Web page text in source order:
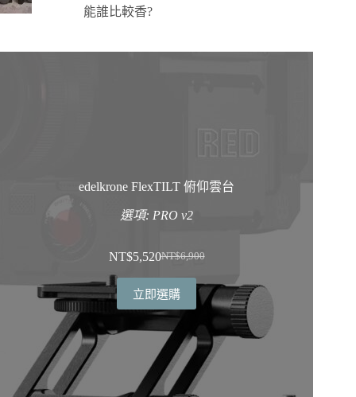
能誰比較香?
edelkrone FlexTILT 俯仰雲台
選項: PRO v2
NT$6,900
原
始
價
格：
NT$6,900。
NT$5,520目
前
價
格：
NT$5,520。
立即選購